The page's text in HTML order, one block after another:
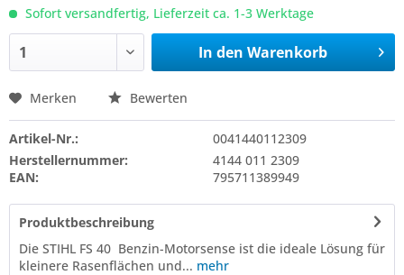
Sofort versandfertig, Lieferzeit ca. 1-3 Werktage
In den Warenkorb
Merken Bewerten
Artikel-Nr.:
0041440112309
Herstellernummer:
4144 011 2309
EAN:
795711389949
Produktbeschreibung
Die STIHL FS 40 Benzin-Motorsense ist die ideale Lösung für
kleinere Rasenflächen und... mehr